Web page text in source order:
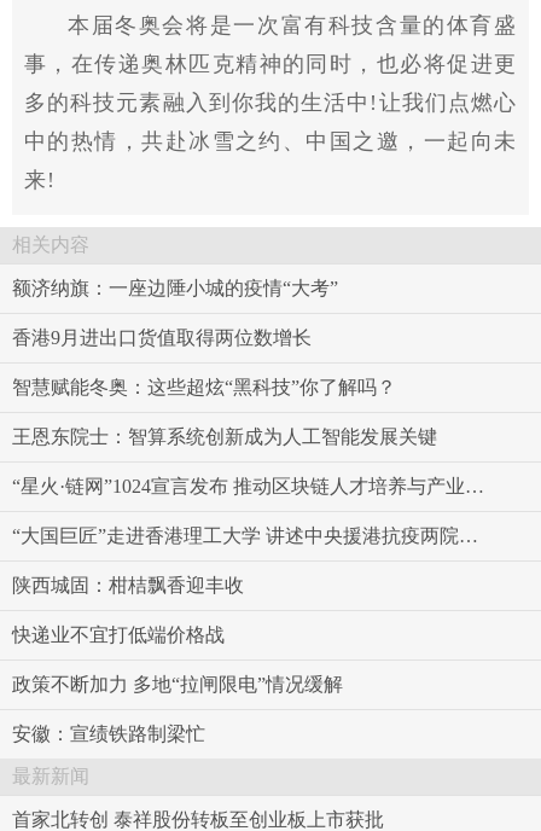
本届冬奥会将是一次富有科技含量的体育盛
事，在传递奥林匹克精神的同时，也必将促进更
多的科技元素融入到你我的生活中!让我们点燃心
中的热情，共赴冰雪之约、中国之邀，一起向未
来!
相关内容
额济纳旗：一座边陲小城的疫情“大考”
香港9月进出口货值取得两位数增长
智慧赋能冬奥：这些超炫“黑科技”你了解吗？
王恩东院士：智算系统创新成为人工智能发展关键
“星火·链网”1024宣言发布 推动区块链人才培养与产业融合
“大国巨匠”走进香港理工大学 讲述中央援港抗疫两院项目背后故事
陕西城固：柑桔飘香迎丰收
快递业不宜打低端价格战
政策不断加力 多地“拉闸限电”情况缓解
安徽：宣绩铁路制梁忙
最新新闻
首家北转创 泰祥股份转板至创业板上市获批